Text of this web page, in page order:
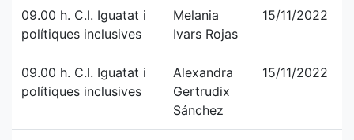
09.00 h. C.I. Iguatat i
polítiques inclusives
Melania
Ivars Rojas
15/11/2022
09.00 h. C.I. Iguatat i
polítiques inclusives
Alexandra
Gertrudix
Sánchez
15/11/2022